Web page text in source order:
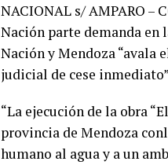
NACIONAL s/ AMPARO –
Nación parte demanda en
Nación y Mendoza “avala
judicial de cese inmediato”
“La ejecución de la obra
provincia de Mendoza
humano al agua y a un